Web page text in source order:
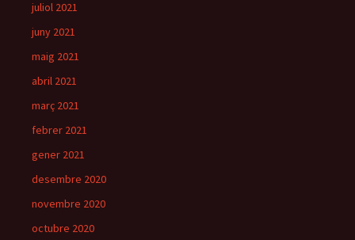
juliol 2021
juny 2021
maig 2021
abril 2021
març 2021
febrer 2021
gener 2021
desembre 2020
novembre 2020
octubre 2020